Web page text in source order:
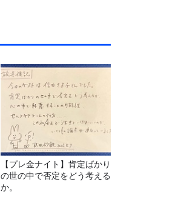
【プレ金ナイト】肯定ばかり
の世の中で否定をどう考える
か。